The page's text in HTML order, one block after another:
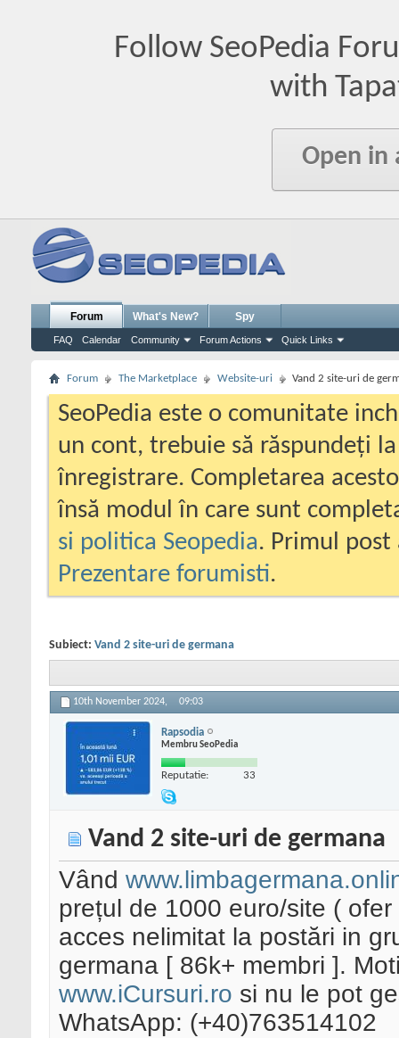
Follow SeoPedia
with
Open in
Forum
FAQ Calendar Community Forum Actions Quick Links
What's New? Spy
Forum The Marketplace Website-uri Vand 2 site-uri de
SeoPedia este o comunitate
un cont, trebuie să răspundeți
înregistrare. Completarea
însă modul în care sunt
si politica Seopedia. Primul
Prezentare forumisti.
Subiect: Vand 2 site-uri de germana
10th November 2024, 09:03
Rapsodia
Membru SeoPedia
Reputatie: 33
Vand 2 site-uri de germana
Vând
prețul de 1000 euro/site (
acces nelimitat la postări in
germana [ 86k+ membri ].
www.iCursuri.ro si nu le pot
WhatsApp: (+40)763514102